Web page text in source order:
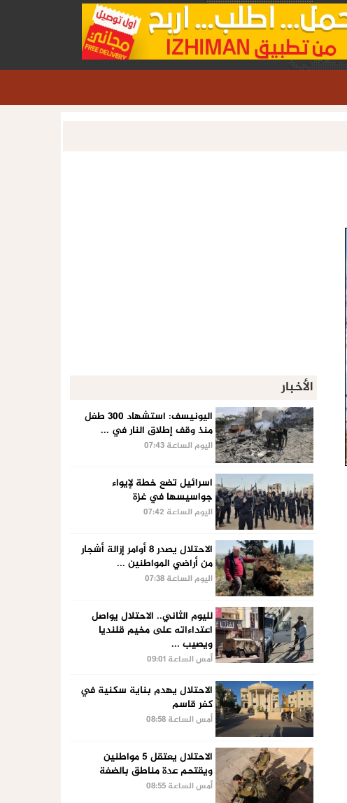
الأخبار
اليونيسف: استشهاد 300 طفل
منذ وقف إطلاق النار في ...
اليوم الساعة 07:43
اسرائيل تضع خطة لإيواء
جواسيسها في غزة
اليوم الساعة 07:42
الاحتلال يصدر 8 أوامر إزالة أشجار
من أراضي المواطنين ...
اليوم الساعة 07:38
لليوم الثاني.. الاحتلال يواصل
اعتداءاته على مخيم قلنديا
ويصيب ...
أمس الساعة 09:01
الاحتلال يهدم بناية سكنية في
كفر قاسم
أمس الساعة 08:58
الاحتلال يعتقل 5 مواطنين
ويقتحم عدة مناطق بالضفة
أمس الساعة 08:55